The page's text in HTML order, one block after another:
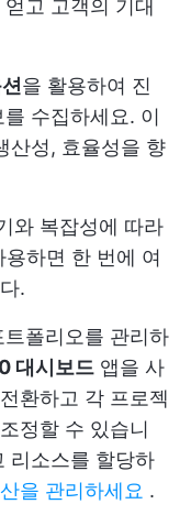
고 고객의 기대
을 활용하여 진
수집하세요. 이
산성, 효율성을 향
와 복잡성에 따라
하면 한 번에 여
.
폴리오를 관리하
대시보드 앱을 사
환하고 각 프로젝
정할 수 있습니
리소스를 할당하
을 관리하세요 .